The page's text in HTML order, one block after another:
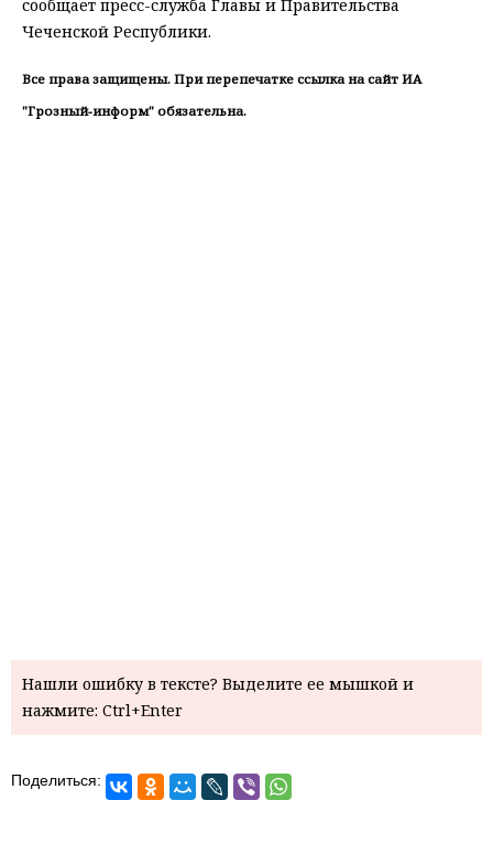
сообщает пресс-служба Главы и Правительства
Чеченской Республики.
Все права защищены. При перепечатке ссылка на сайт ИА
"Грозный-информ" обязательна.
Нашли ошибку в тексте? Выделите ее мышкой и
нажмите: Ctrl+Enter
Поделиться: